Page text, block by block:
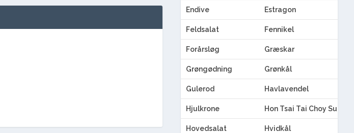
Endive Estragon
Feldsalat Fennikel
Forårsløg Græskar
Grøngødning Grønkål
Gulerod Havlavendel
Hjulkrone Hon Tsai Tai Choy Sum
Hovedsalat Hvidkål